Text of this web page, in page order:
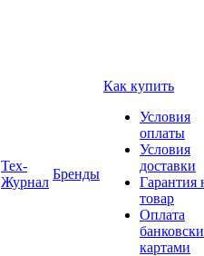
Тех-
Журнал
Бренды
Как купить
Условия
оплаты
Условия
доставки
Гарантия
товар
Оплата
картами